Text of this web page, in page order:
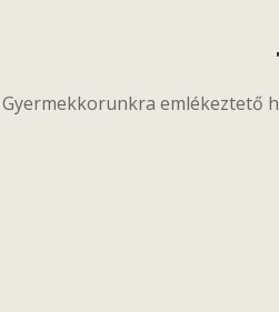
Gyermekkorunkra emlékeztető